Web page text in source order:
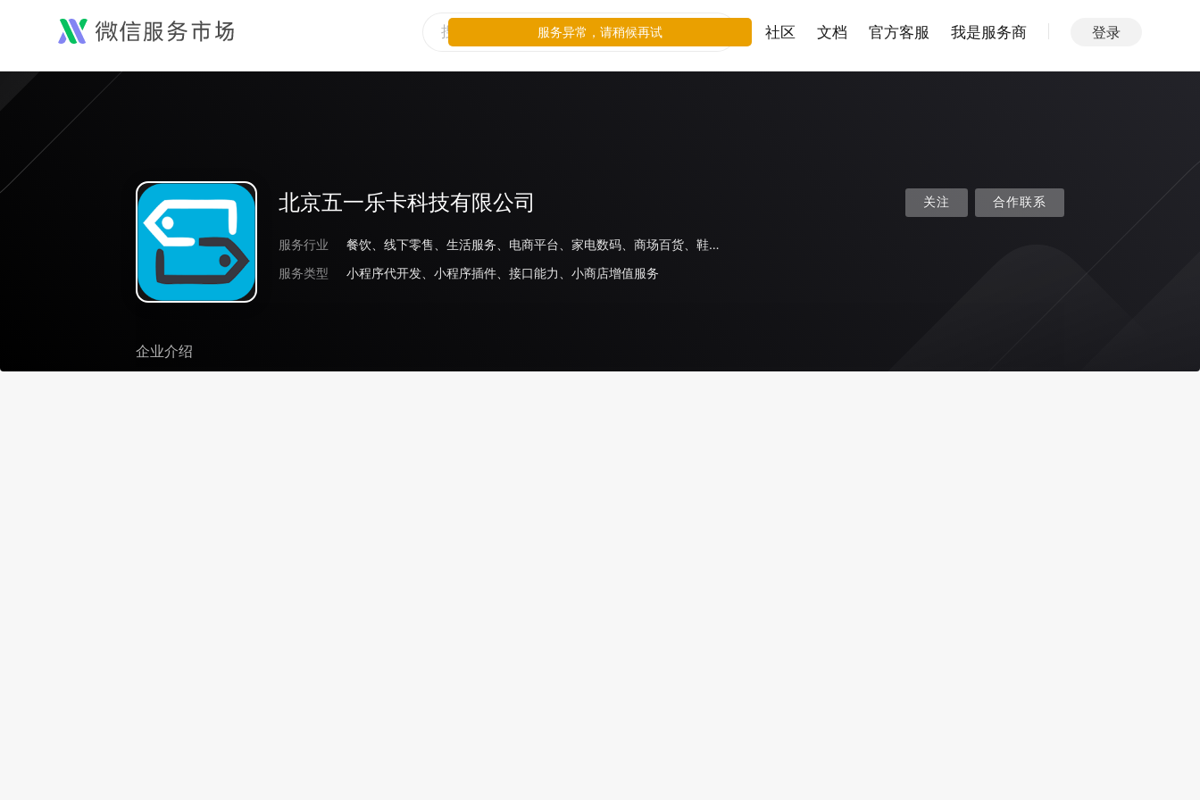
社区 文档 官方客服 我是服务商 登录
北京五一乐卡科技有限公司
服务行业
餐饮、线下零售、生活服务、电商平台、家电数码、商场百货、鞋服运动
服务类型
小程序代开发、小程序插件、接口能力、小商店增值服务
关注 合作联系
企业介绍
服务异常，请稍候再试